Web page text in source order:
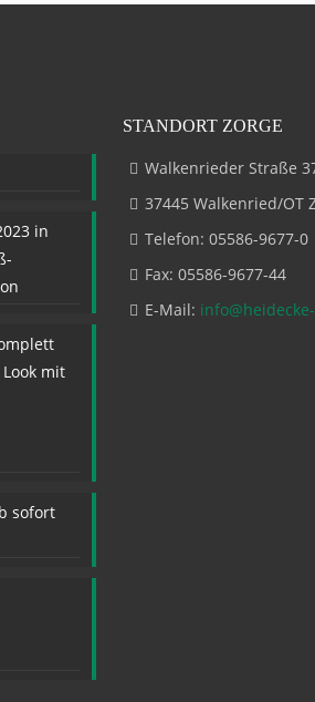
in
mit
sofort
STANDORT ZORGE
Walkenrieder Straße
37445 Walkenried/OT
Telefon: 05586-9677-0
Fax: 05586-9677-44
E-Mail: